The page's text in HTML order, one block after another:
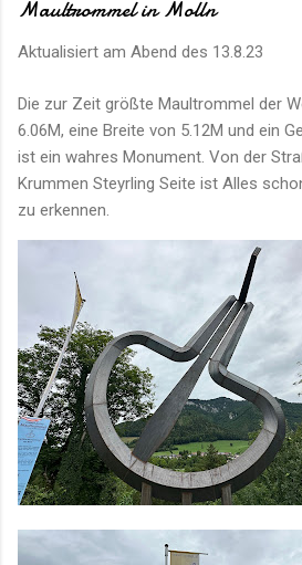
Maultrommel in Molln
Aktualisiert am Abend des 13.8.23
Die zur Zeit größte Maultrommel der
6.06M, eine Breite von 5.12M und ein
ist ein wahres Monument. Von der
Krummen Steyrling Seite ist Alles
zu erkennen.